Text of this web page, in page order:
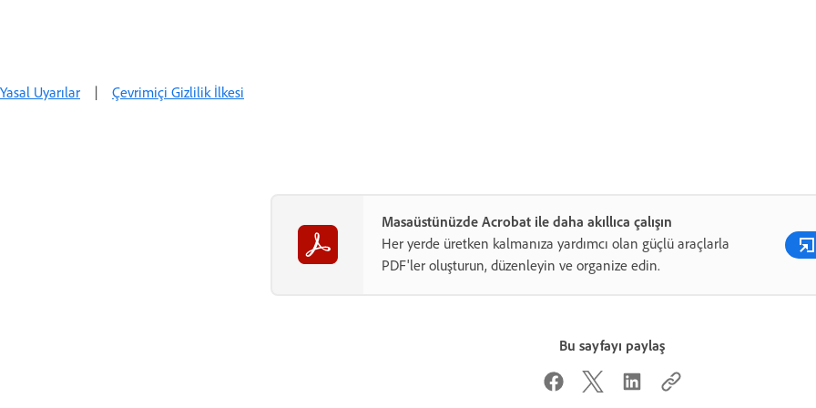
Yasal Uyarılar | Çevrimiçi Gizlilik İlkesi
Masaüstünüzde Acrobat ile daha akıllıca çalışın
Her yerde üretken kalmanıza yardımcı olan güçlü araçlarla
PDF'ler oluşturun, düzenleyin ve organize edin.
Bu sayfayı paylaş